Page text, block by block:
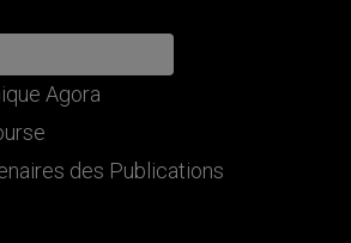
Agora
des Publications